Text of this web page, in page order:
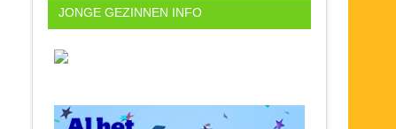
JONGE GEZINNEN INFO